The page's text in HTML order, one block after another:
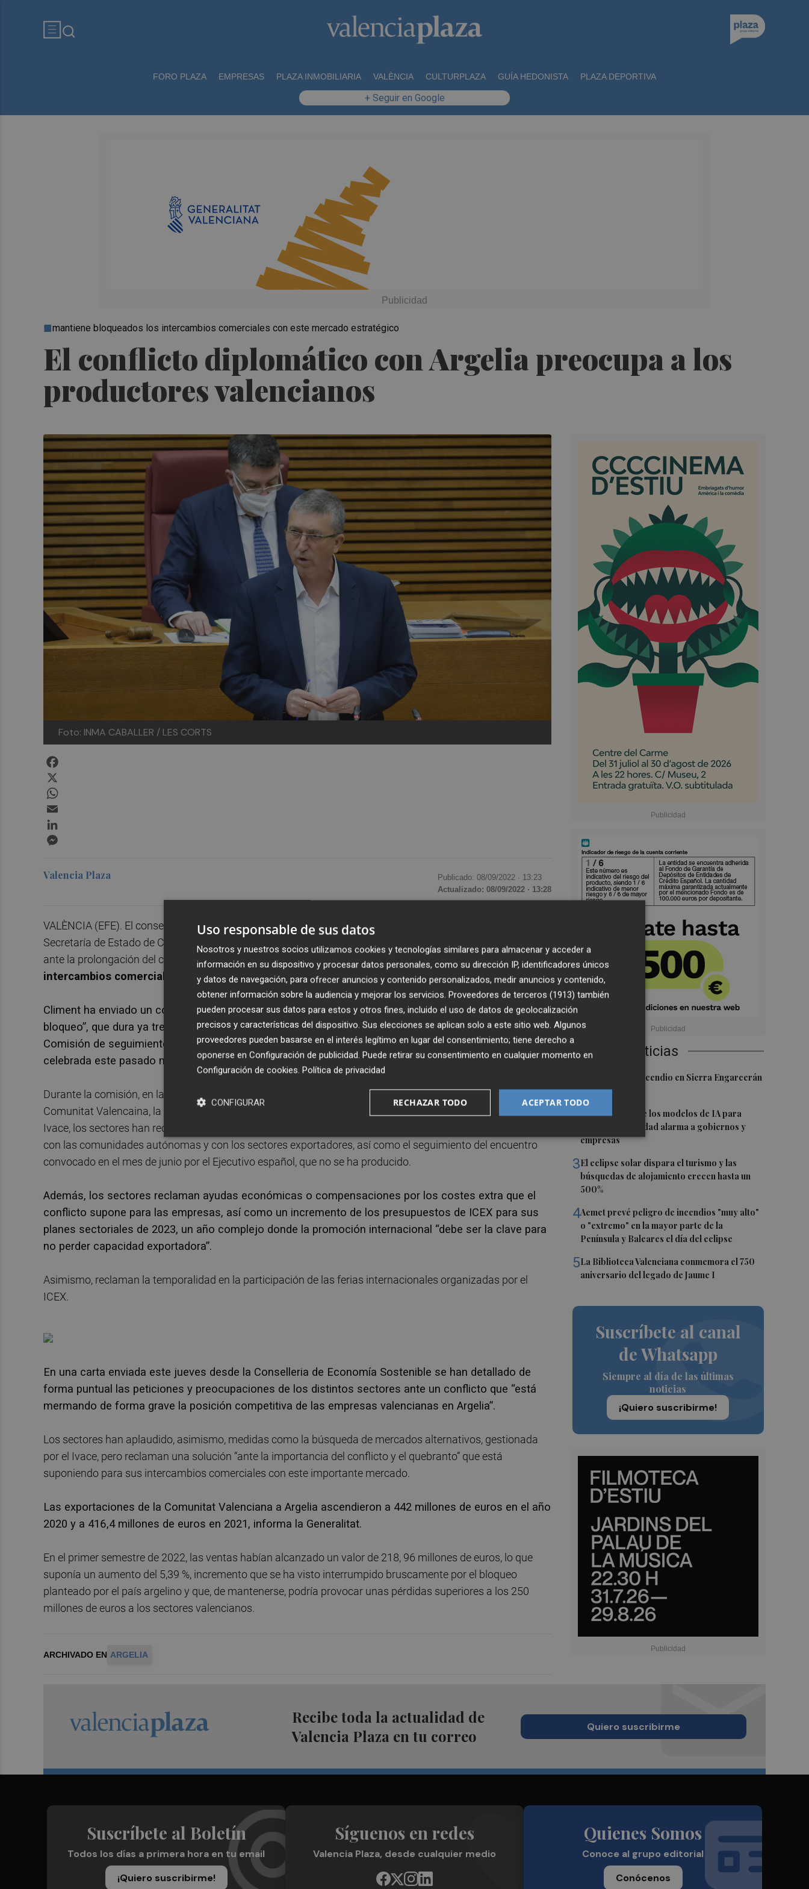
FORO PLAZA EMPRESAS PLAZA INMOBILIARIA VALÈNCIA CULTURPLAZA GUÍA HEDONISTA PLAZA DEPORTIVA
+ Seguir en Google
El conflicto diplomático con Argelia preocupa a los
productores valencianos
mantiene bloqueados los intercambios comerciales con este mercado estratégico
Foto: INMA CABALLER / LES CORTS
Últimas Noticias
Controlado el incendio en Sierra Engarcerán
(Castellón)
2La capacidad de los modelos de IA para
burlar la seguridad alarma a gobiernos y
empresas
3El eclipse solar dispara el turismo y las
búsquedas de alojamiento crecen hasta un
500%
4Aemet prevé peligro de incendios "muy alto"
o "extremo" en la mayor parte de la
Península y Baleares el día del eclipse
5La Biblioteca Valenciana conmemora el 750
aniversario del legado de Jaume I
Suscríbete al canal
de Whatsapp
Siempre al día de las últimas
noticias
¡Quiero suscribirme!
Valencia Plaza Publicado: 08/09/2022 · 13:23
Actualizado: 08/09/2022 · 13:28
VALÈNCIA (EFE). El conseller de Economía Sostenible, Rafa Climent, ha trasladado este jueves a la
Secretaría de Estado de Comercio la preocupación de los sectores productivos de la Comunitat Valenciana
ante la prolongación del conflicto diplomático entre España y Argelia, quemantiene bloqueados los
intercambios comerciales con este mercado estratégico.
Climent ha enviado un comunicado al Gobierno central en el que exige “una pronta solución al
bloqueo”, que dura ya tres meses, y ha trasladado las conclusiones y propuestas derivadas de la
Comisión de seguimiento para la defensa de los intereses de los sectores productivos valencianos,
celebrada este pasado miércoles, informa la Generalitat.
Durante la comisión, en la que participaron representantes de los principales sectores exportadores de la
Comunitat Valencaina, la CEV, las cámaras de Comercio, el ICEX -a través de su delegación territorial- y del
Ivace, los sectores han reclamado el compromiso del Gobierno central de mantener reuniones periódicas
con las comunidades autónomas y con los sectores exportadores, así como el seguimiento del encuentro
convocado en el mes de junio por el Ejecutivo español, que no se ha producido.
Además, los sectores reclaman ayudas económicas o compensaciones por los costes extra que el
conflicto supone para las empresas, así como un incremento de los presupuestos de ICEX para sus
planes sectoriales de 2023, un año complejo donde la promoción internacional “debe ser la clave para
no perder capacidad exportadora”.
Asimismo, reclaman la temporalidad en la participación de las ferias internacionales organizadas por el
ICEX.
En una carta enviada este jueves desde la Conselleria de Economía Sostenible se han detallado de
forma puntual las peticiones y preocupaciones de los distintos sectores ante un conflicto que “está
mermando de forma grave la posición competitiva de las empresas valencianas en Argelia”.
Los sectores han aplaudido, asimismo, medidas como la búsqueda de mercados alternativos, gestionada
por el Ivace, pero reclaman una solución “ante la importancia del conflicto y el quebranto” que está
suponiendo para sus intercambios comerciales con este importante mercado.
Las exportaciones de la Comunitat Valenciana a Argelia ascendieron a 442 millones de euros en el año
2020 y a 416,4 millones de euros en 2021, informa la Generalitat.
En el primer semestre de 2022, las ventas habían alcanzado un valor de 218, 96 millones de euros, lo que
suponía un aumento del 5,39 %, incremento que se ha visto interrumpido bruscamente por el bloqueo
planteado por el país argelino y que, de mantenerse, podría provocar unas pérdidas superiores a los 250
millones de euros a los sectores valencianos.
ARCHIVADO EN ARGELIA
Recibe toda la actualidad de
Valencia Plaza en tu correo
Quiero suscribirme
Suscríbete al Boletín
Todos los días a primera hora en tu email
¡Quiero suscribirme!
Síguenos en redes
Valencia Plaza, desde cualquier medio
Quienes Somos
Conoce al grupo editorial
Conócenos
Uso responsable de sus datos
Nosotros y nuestros socios utilizamos cookies y tecnologías similares para almacenar y acceder a
información en su dispositivo y procesar datos personales, como su dirección IP, identificadores únicos
y datos de navegación, para ofrecer anuncios y contenido personalizados, medir anuncios y contenido,
obtener información sobre la audiencia y mejorar los servicios. Proveedores de terceros (1913) también
pueden procesar sus datos para estos y otros fines, incluido el uso de datos de geolocalización
precisos y características del dispositivo. Sus elecciones se aplican solo a este sitio web. Algunos
proveedores pueden basarse en el interés legítimo en lugar del consentimiento; tiene derecho a
oponerse en Configuración de publicidad. Puede retirar su consentimiento en cualquier momento en
Configuración de cookies. Política de privacidad
ACEPTAR TODO
RECHAZAR TODO
CONFIGURAR